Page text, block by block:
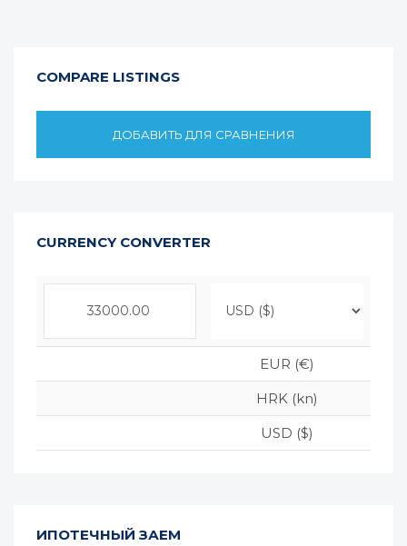
COMPARE LISTINGS
ДОБАВИТЬ ДЛЯ СРАВНЕНИЯ
CURRENCY CONVERTER
EUR (€)
HRK (kn)
USD ($)
ИПОТЕЧНЫЙ ЗАЕМ